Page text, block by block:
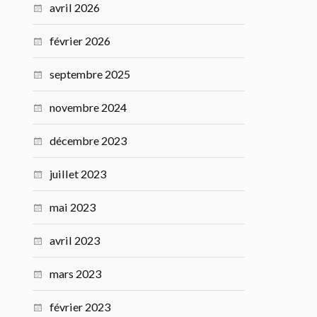
avril 2026
février 2026
septembre 2025
novembre 2024
décembre 2023
juillet 2023
mai 2023
avril 2023
mars 2023
février 2023